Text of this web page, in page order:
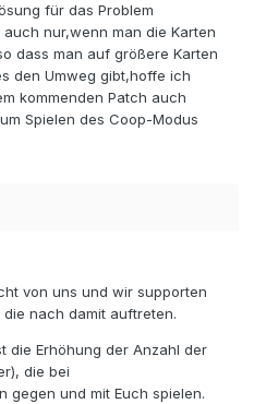
für das Problem
nur,wenn man die Karten
dass man auf größere Karten
den Umweg gibt,hoffe ich
kommenden Patch auch
Spielen des Coop-Modus
von uns und wir supporten
nach damit auftreten.
die Erhöhung der Anzahl der
die bei
gegen und mit Euch spielen.